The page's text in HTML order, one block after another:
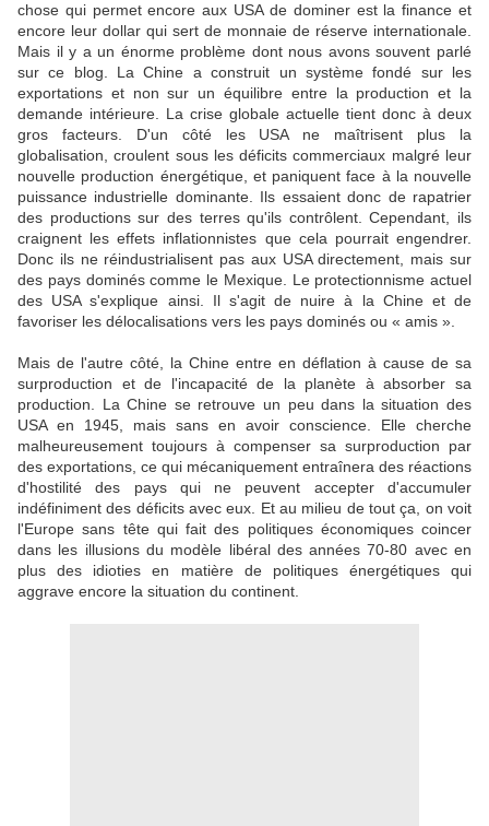
chose qui permet encore aux USA de dominer est la finance et
encore leur dollar qui sert de monnaie de réserve internationale.
Mais il y a un énorme problème dont nous avons souvent parlé
sur ce blog. La Chine a construit un système fondé sur les
exportations et non sur un équilibre entre la production et la
demande intérieure. La crise globale actuelle tient donc à deux
gros facteurs. D'un côté les USA ne maîtrisent plus la
globalisation, croulent sous les déficits commerciaux malgré leur
nouvelle production énergétique, et paniquent face à la nouvelle
puissance industrielle dominante. Ils essaient donc de rapatrier
des productions sur des terres qu'ils contrôlent. Cependant, ils
craignent les effets inflationnistes que cela pourrait engendrer.
Donc ils ne réindustrialisent pas aux USA directement, mais sur
des pays dominés comme le Mexique. Le protectionnisme actuel
des USA s'explique ainsi. Il s'agit de nuire à la Chine et de
favoriser les délocalisations vers les pays dominés ou « amis ».
Mais de l'autre côté, la Chine entre en déflation à cause de sa
surproduction et de l'incapacité de la planète à absorber sa
production. La Chine se retrouve un peu dans la situation des
USA en 1945, mais sans en avoir conscience. Elle cherche
malheureusement toujours à compenser sa surproduction par
des exportations, ce qui mécaniquement entraînera des réactions
d'hostilité des pays qui ne peuvent accepter d'accumuler
indéfiniment des déficits avec eux. Et au milieu de tout ça, on voit
l'Europe sans tête qui fait des politiques économiques coincer
dans les illusions du modèle libéral des années 70-80 avec en
plus des idioties en matière de politiques énergétiques qui
aggrave encore la situation du continent.